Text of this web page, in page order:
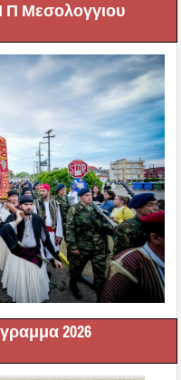
Π Μεσολογγιου
2026